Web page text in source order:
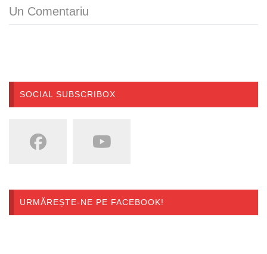
Un Comentariu
SOCIAL SUBSCRIBOX
URMĂREȘTE-NE PE FACEBOOK!